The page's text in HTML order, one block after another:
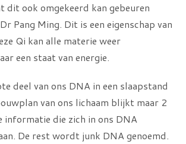
dit ook omgekeerd kan gebeuren
Pang Ming. Dit is een eigenschap van
Qi kan alle materie weer
een staat van energie.
deel van ons DNA in een slaapstand
van ons lichaam blijkt maar 2
informatie die zich in ons DNA
De rest wordt junk DNA genoemd.